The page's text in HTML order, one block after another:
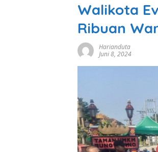
Walikota
Ribuan
Harianduta
Juni 8, 2024